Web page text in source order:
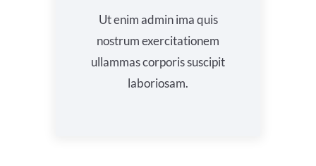
Ut enim admin ima quis
nostrum exercitationem
ullammas corporis suscipit
laboriosam.